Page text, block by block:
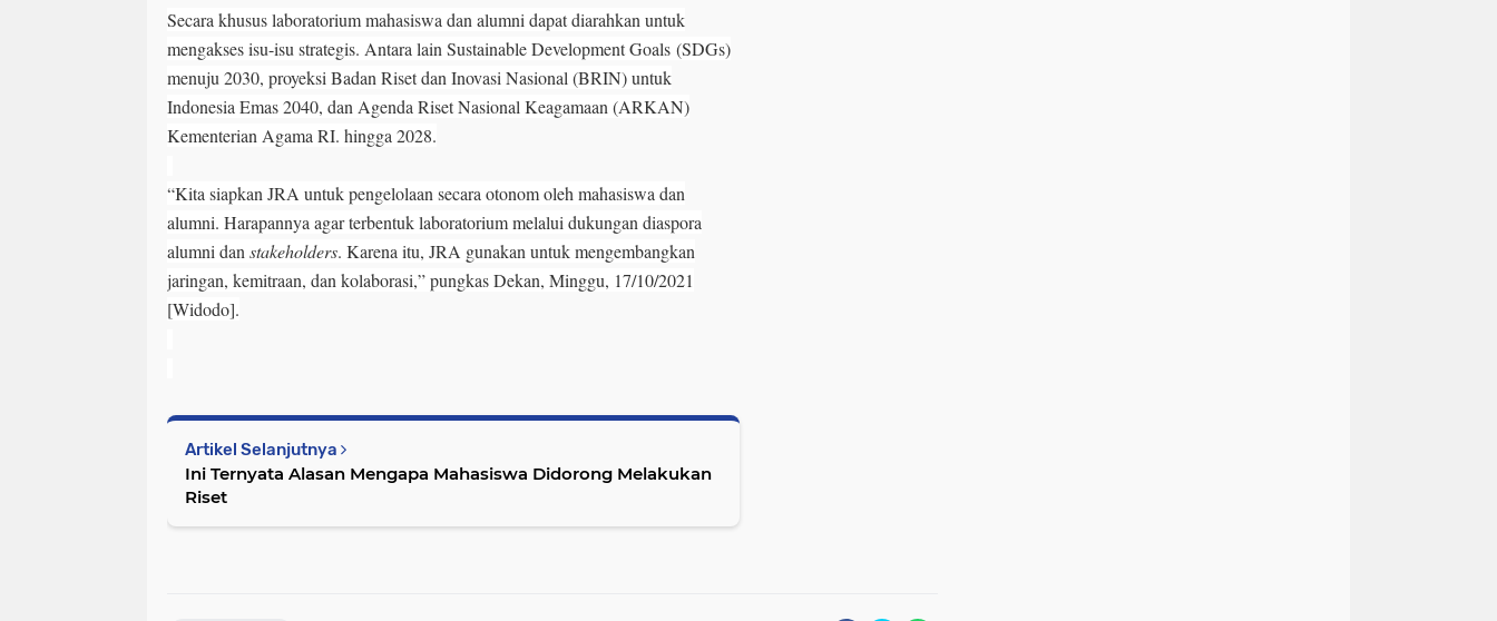
Secara khusus laboratorium mahasiswa dan alumni dapat diarahkan untuk
mengakses isu-isu strategis. Antara lain Sustainable Development Goals (SDGs)
menuju 2030, proyeksi Badan Riset dan Inovasi Nasional (BRIN) untuk
Indonesia Emas 2040, dan Agenda Riset Nasional Keagamaan (ARKAN)
Kementerian Agama RI. hingga 2028.
“Kita siapkan JRA untuk pengelolaan secara otonom oleh mahasiswa dan
alumni. Harapannya agar terbentuk laboratorium melalui dukungan diaspora
alumni dan stakeholders. Karena itu, JRA gunakan untuk mengembangkan
jaringan, kemitraan, dan kolaborasi,” pungkas Dekan, Minggu, 17/10/2021
[Widodo].
Artikel Selanjutnya
Ini Ternyata Alasan Mengapa Mahasiswa Didorong Melakukan
Riset